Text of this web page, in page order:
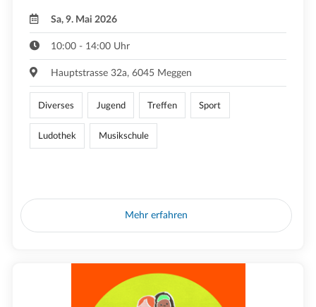
Sa, 9. Mai 2026
10:00 - 14:00 Uhr
Hauptstrasse 32a, 6045 Meggen
Diverses Jugend Treffen Sport
Ludothek Musikschule
Mehr erfahren